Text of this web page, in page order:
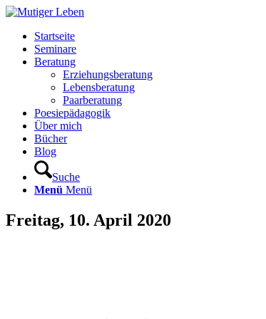
Startseite
Seminare
Beratung
Erziehungsberatung
Lebensberatung
Paarberatung
Poesiepädagogik
Über mich
Bücher
Blog
Suche
Menü Menü
Freitag, 10. April 2020